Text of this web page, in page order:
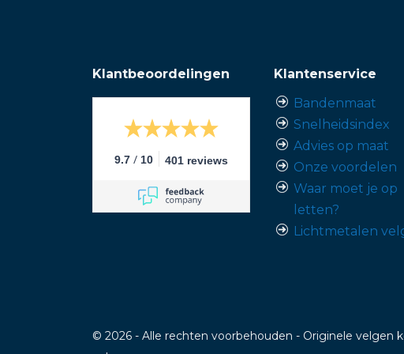
Klantbeoordelingen
9.7 / 10 401 reviews
Klantenservice
Bandenmaat
Snelheidsindex
Advies op maat
Onze voordelen
Waar moet je op
letten?
Lichtmetalen
© 2026 - Alle rechten voorbehouden - Originele velgen